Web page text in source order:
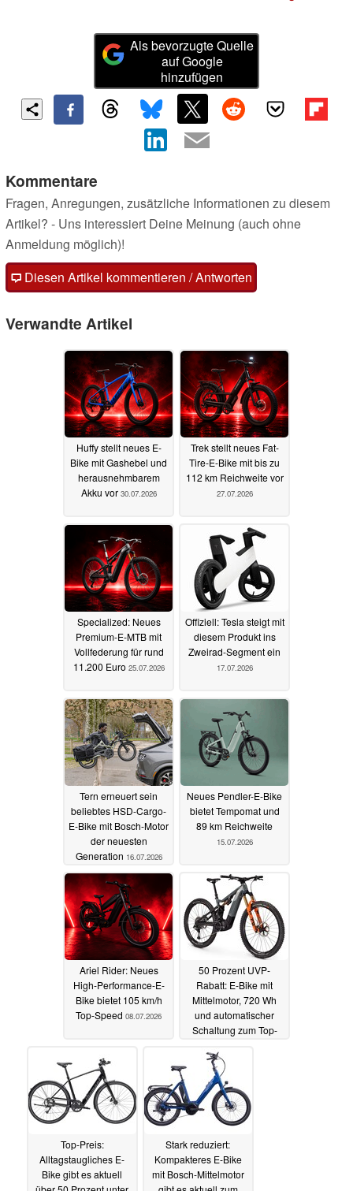
Als bevorzugte Quelle
auf Google
hinzufügen
Kommentare
Fragen, Anregungen, zusätzliche Informationen zu diesem
Artikel? - Uns interessiert Deine Meinung (auch ohne
Anmeldung möglich)!
Diesen Artikel kommentieren / Antworten
Verwandte Artikel
Huffy stellt neues E-
Bike mit Gashebel und
herausnehmbarem
Akku vor 30.07.2026
Trek stellt neues Fat-
Tire-E-Bike mit bis zu
112 km Reichweite vor
27.07.2026
Specialized: Neues
Premium-E-MTB mit
Vollfederung für rund
11.200 Euro 25.07.2026
Offiziell: Tesla steigt mit
diesem Produkt ins
Zweirad-Segment ein
17.07.2026
Tern erneuert sein
beliebtes HSD-Cargo-
E-Bike mit Bosch-Motor
der neuesten
Generation 16.07.2026
Neues Pendler-E-Bike
bietet Tempomat und
89 km Reichweite
15.07.2026
Ariel Rider: Neues
High-Performance-E-
Bike bietet 105 km/h
Top-Speed 08.07.2026
50 Prozent UVP-
Rabatt: E-Bike mit
Mittelmotor, 720 Wh
und automatischer
Schaltung zum Top-
Top-Preis:
Alltagstaugliches E-
Bike gibt es aktuell
Stark reduziert:
Kompakteres E-Bike
mit Bosch-Mittelmotor